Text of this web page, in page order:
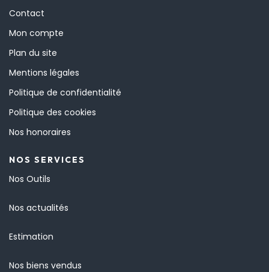
Contact
Mon compte
Plan du site
Mentions légales
Politique de confidentialité
Politique des cookies
Nos honoraires
NOS SERVICES
Nos Outils
Nos actualités
Estimation
Nos biens vendus